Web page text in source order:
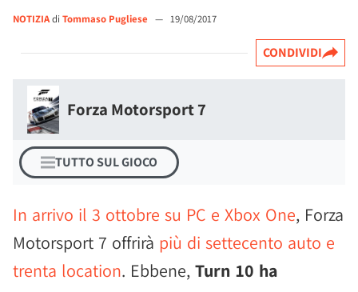
NOTIZIAdi Tommaso Pugliese — 19/08/2017
CONDIVIDI
Forza Motorsport 7
TUTTO SUL GIOCO
In arrivo il 3 ottobre su PC e Xbox One, Forza
Motorsport 7 offrirà più di settecento auto e
trenta location. Ebbene, Turn 10 ha